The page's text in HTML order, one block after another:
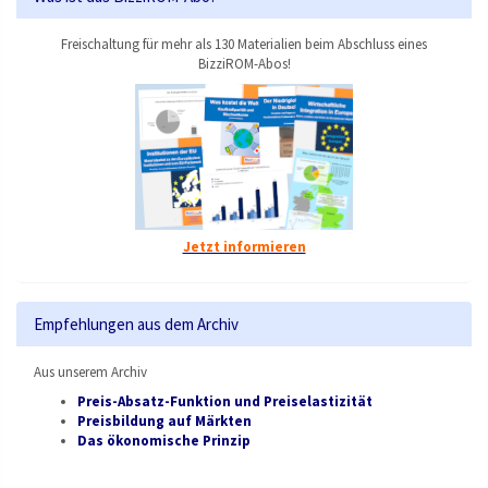
Freischaltung für mehr als 130 Materialien beim Abschluss eines
BizziROM-Abos!
Jetzt informieren
Empfehlungen aus dem Archiv
Aus unserem Archiv
Preis-Absatz-Funktion und Preiselastizität
Preisbildung auf Märkten
Das ökonomische Prinzip